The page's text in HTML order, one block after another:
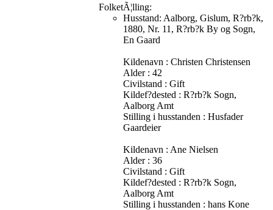
FolketÃ¦lling:
Husstand: Aalborg, Gislum, R?rb?k,
1880, Nr. 11, R?rb?k By og Sogn,
En Gaard
Kildenavn : Christen Christensen
Alder : 42
Civilstand : Gift
Kildef?dested : R?rb?k Sogn,
Aalborg Amt
Stilling i husstanden : Husfader
Gaardeier
Kildenavn : Ane Nielsen
Alder : 36
Civilstand : Gift
Kildef?dested : R?rb?k Sogn,
Aalborg Amt
Stilling i husstanden : hans Kone